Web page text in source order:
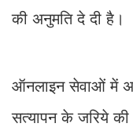
की अनुमति दे दी है।
ऑनलाइन सेवाओं में
सत्यापन के जरिये की